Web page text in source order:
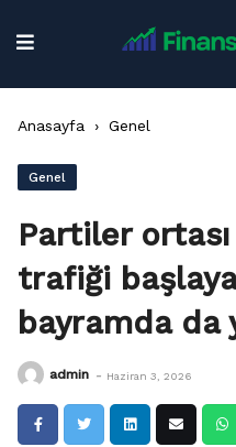
Anasayfa › Genel
Genel
Partiler
trafiği
bayramda da
admin - Haziran 3, 2026